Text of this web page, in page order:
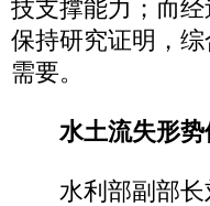
技支撑能力；而
保持研究证明，
需要。
水土流失形
水利部副部长